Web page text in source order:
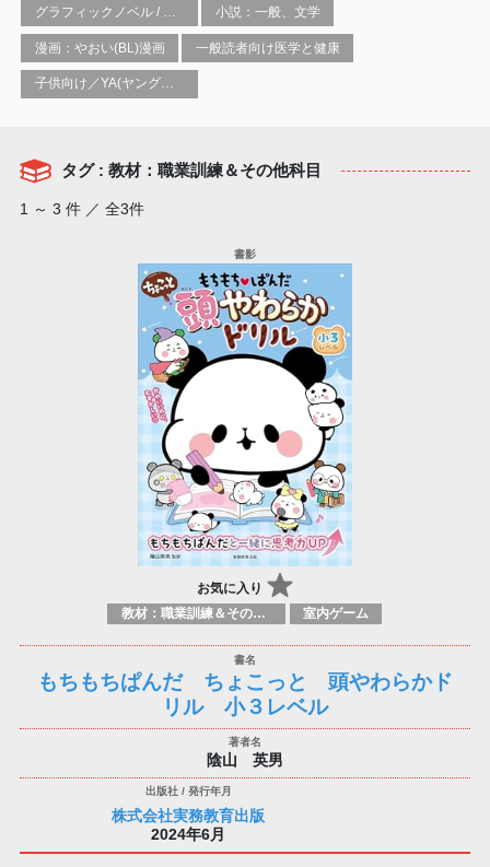
小説：一般、文学
漫画：やおい(BL)漫画 一般読者向け医学と健康
子供向け／YA(ヤングアダルト)向け一般：芸術&芸術家
タグ : 教材：職業訓練＆その他科目
1 ～ 3 件 ／ 全3件
お気に入り
教材：職業訓練＆その他科目 室内ゲーム
もちもちぱんだ ちょこっと 頭やわらかド
リル 小３レベル
陰山 英男
株式会社実務教育出版
2024年6月